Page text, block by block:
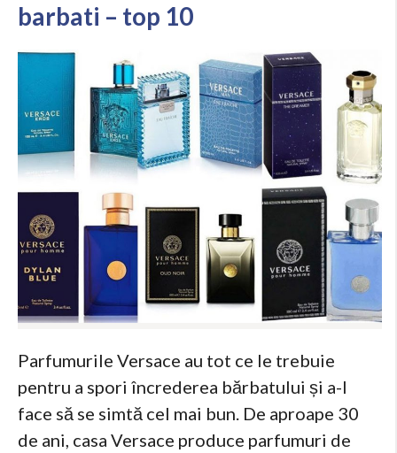
barbati – top 10
Parfumurile Versace au tot ce le trebuie
pentru a spori încrederea bărbatului și a-l
face să se simtă cel mai bun. De aproape 30
de ani, casa Versace produce parfumuri de